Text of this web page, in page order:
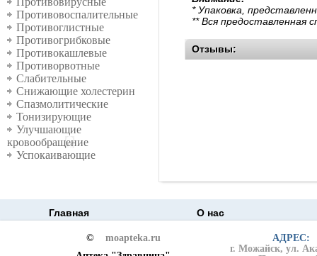
Противовоспалительные
Противоглистные
Противогрибковые
Противокашлевые
Противорвотные
Слабительные
Снижающие холестерин
Спазмолитические
Тонизирующие
Улучшающие
кровообращение
Успокаивающие
* Упаковка,
** Вся предоставленная
Отзывы:
Главная О нас
©
moapteka.ru
АДРЕС:
г. Можайск, ул.